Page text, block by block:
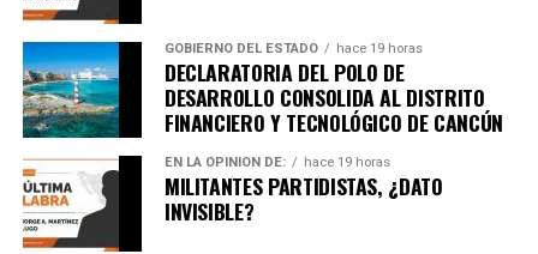
GOBIERNO DEL ESTADO hace 19 horas
DECLARATORIA DEL POLO DE
DESARROLLO CONSOLIDA AL DISTRITO
FINANCIERO Y TECNOLÓGICO DE CANCÚN
EN LA OPINIÓN DE: hace 19 horas
MILITANTES PARTIDISTAS, ¿DATO
INVISIBLE?